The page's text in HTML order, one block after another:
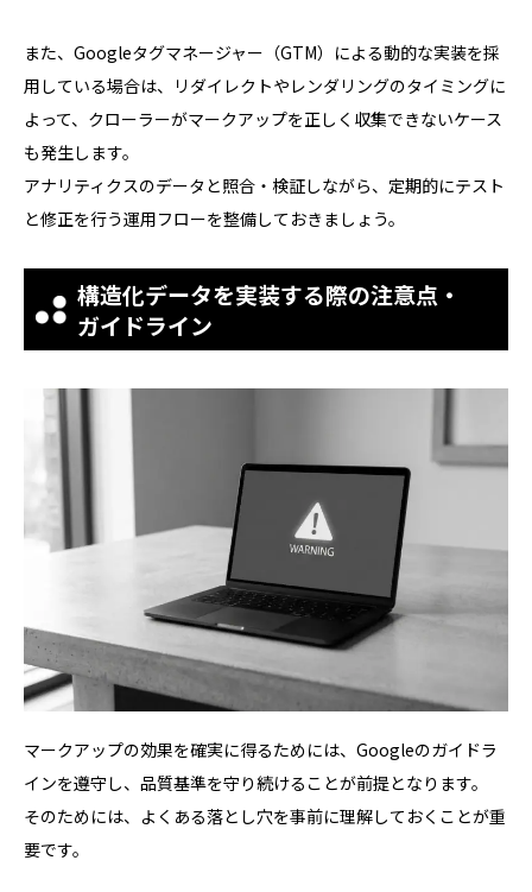
また、Googleタグマネージャー（GTM）による動的な実装を採
用している場合は、リダイレクトやレンダリングのタイミングに
よって、クローラーがマークアップを正しく収集できないケース
も発生します。
アナリティクスのデータと照合・検証しながら、定期的にテスト
と修正を行う運用フローを整備しておきましょう。
構造化データを実装する際の注意点・
ガイドライン
マークアップの効果を確実に得るためには、Googleのガイドラ
インを遵守し、品質基準を守り続けることが前提となります。
そのためには、よくある落とし穴を事前に理解しておくことが重
要です。